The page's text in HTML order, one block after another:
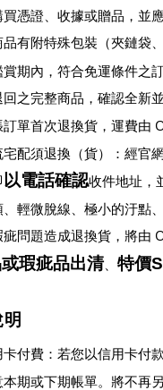
憑證、收據或贈品，並
品有附特殊包裝 （夾鏈袋
賞期內，符合免運條件之
之完整商品，確認全新
訂單首次退換貨，運費由
宅配須退換 （貨） ：經官
以電話確認收件地址，
、輕微脫線、極小的汙點
疵問題造成退換貨，將由
或瑕疵品出清、特價
卡付費：若您以信用卡付
期或下期帳單。將不再